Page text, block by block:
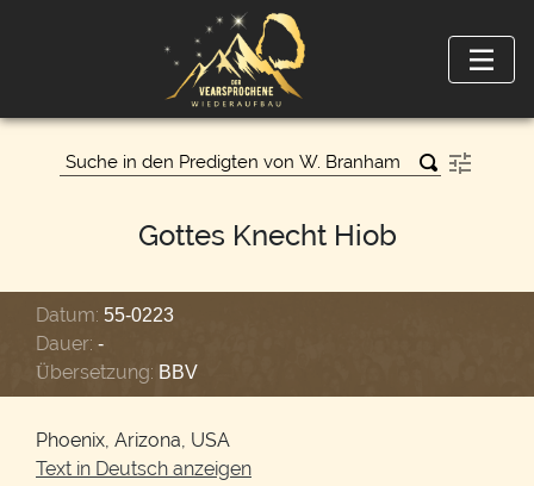
Gottes Knecht Hiob
Datum: 55-0223
Dauer: -
Übersetzung: BBV
Phoenix, Arizona, USA
Text in Deutsch anzeigen